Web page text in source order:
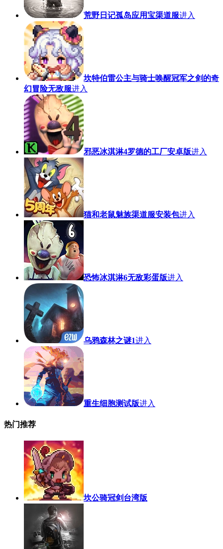
荒野日记孤岛应用宝渠道服进入
坎特伯雷公主与骑士唤醒冠军之剑的奇
幻冒险无敌服进入
邪恶冰淇淋4罗德的工厂安卓版进入
猫和老鼠魅族渠道服安装包进入
恐怖冰淇淋6无敌彩蛋版进入
乌鸦森林之谜1进入
重生细胞测试版进入
热门推荐
坎公骑冠剑台湾版